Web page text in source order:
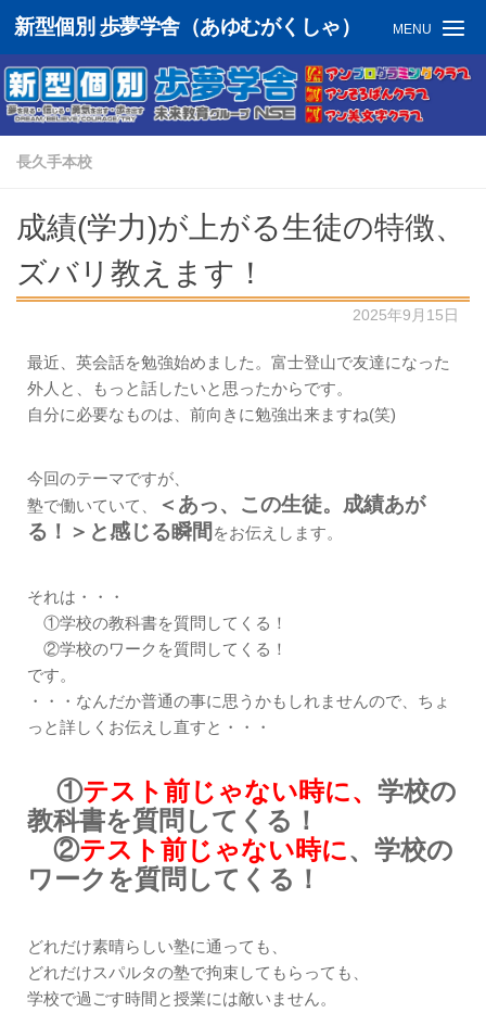
新型個別 歩夢学舎（あゆむがくしゃ） MENU
長久手本校
成績(学力)が上がる生徒の特徴、
ズバリ教えます！
2025年9月15日
最近、英会話を勉強始めました。富士登山で友達になった
外人と、もっと話したいと思ったからです。
自分に必要なものは、前向きに勉強出来ますね(笑)
今回のテーマですが、
塾で働いていて、
＜あっ、この生徒。成績あが
る！＞と感じる瞬間 をお伝えします。
それは・・・
①学校の教科書を質問してくる！
②学校のワークを質問してくる！
です。
・・・なんだか普通の事に思うかもしれませんので、ちょ
っと詳しくお伝えし直すと・・・
①テスト前じゃない時に、 学校の
教科書を質問してくる！
②テスト前じゃない時に、学校の
ワークを質問してくる！
どれだけ素晴らしい塾に通っても、
どれだけスパルタの塾で拘束してもらっても、
学校で過ごす時間と授業には敵いません。